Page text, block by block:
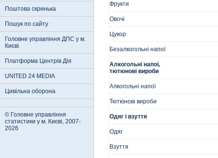
Поштова скринька
Пошук по сайту
Головне управління ДПС у м.
Києві
Платформа Центрів Дія
UNITED 24 MEDIA
Цивільна оборона
© Головне управління
статистики у м. Києві, 2007-
2026
Фрукти
Овочі
Цукор
Безалкогольні напої
Алкогольні напої,
тютюнові вироби
Алкогольні напої
Тютюнові вироби
Одяг і взуття
Одяг
Взуття